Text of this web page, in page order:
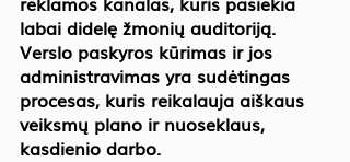
labai didelę žmonių auditoriją.
Verslo paskyros kūrimas ir jos
administravimas yra sudėtingas
procesas, kuris reikalauja aiškaus
veiksmų plano ir nuoseklaus,
kasdienio darbo.